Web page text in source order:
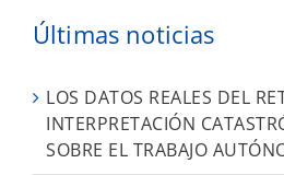
Últimas noticias
LOS DATOS REALES DEL
INTERPRETACIÓN
SOBRE EL TRABAJO